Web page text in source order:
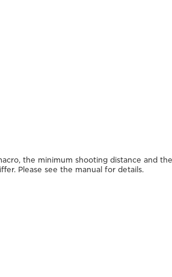
the minimum shooting distance and
Please see the manual for details.